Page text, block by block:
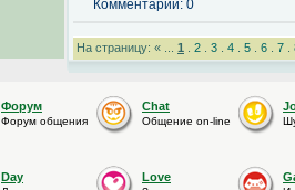
Комментарии: 0
На страницу: « ... 1 2 3 4 5 6 7
Форум
Форум общения
Chat
Общение on-line
Day Love